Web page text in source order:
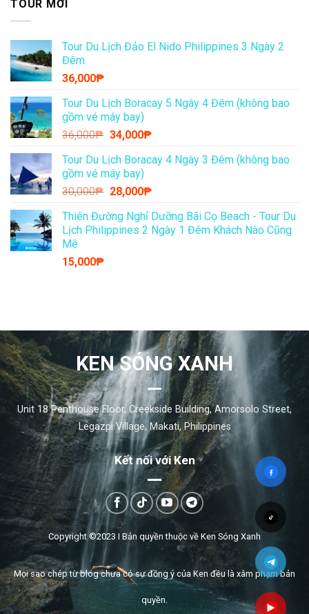
TOUR MỚI
Tour Du Lịch Đảo El Nido Philippines 3 Ngày 2
Đêm
36,000₱
Tour Du Lịch Boracay 5 Ngày 4 Đêm (không bao
gồm vé máy bay)
36,000₱ Giá
là:
36,000₱.
34,000₱Giá
tại
34,000₱.
Tour Du Lịch Boracay 4 Ngày 3 Đêm (không bao
gồm vé máy bay)
30,000₱ Giá
là:
30,000₱.
28,000₱Giá
tại
là:
Thiên Đường Nghỉ Dưỡng Bãi Cọ Beach - Tour Du
Lịch Philippines 2 Ngày 1 Đêm Khách Nào Cũng
Mê
15,000₱
KEN SÓNG XANH
Unit 18 Penthouse Floor, Creekside Building, Amorsolo Street,
Legazpi Village, Makati, Philippines
Kết nối với Ken
Copyright ©2023 I Bản quyền thuộc về Ken Sóng Xanh
Mọi sao chép từ blog chưa có sự đồng ý của Ken đều là xâm phạm bản
quyền.